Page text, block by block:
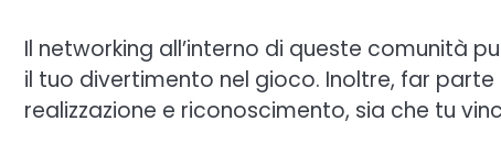
Il networking all’interno di queste comunità
il tuo divertimento nel gioco. Inoltre, far
realizzazione e riconoscimento, sia che tu